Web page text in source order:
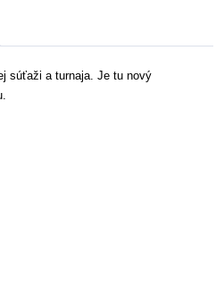
súťaži a turnaja. Je tu nový